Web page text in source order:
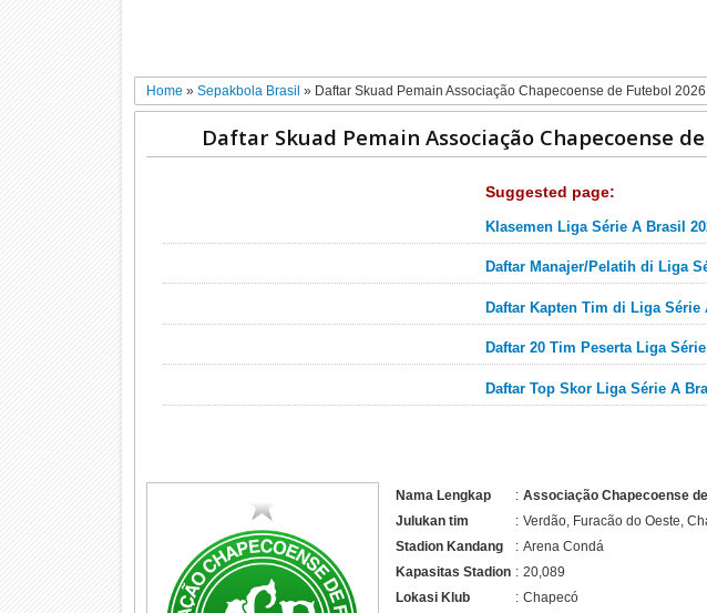
Home » Sepakbola Brasil » Daftar Skuad Pemain Associação Chapecoense de Futebol 2026
Daftar Skuad Pemain Associação Chapecoense
Suggested page:
Klasemen Liga Série A Brasil
Daftar Manajer/Pelatih di Liga
Daftar Kapten Tim di Liga Série
Daftar 20 Tim Peserta Liga
Daftar Top Skor Liga Série A
Nama Lengkap : Associação Chapecoense
Julukan tim
: Verdão, Furacão do Oeste,
Stadion Kandang
: Arena Condá
Kapasitas Stadion : 20,089
Lokasi Klub
: Chapecó